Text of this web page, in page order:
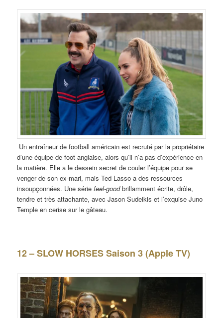
Un entraîneur de football américain est recruté par la propriétaire
d’une équipe de foot anglaise, alors qu’il n’a pas d’expérience en
la matière. Elle a le dessein secret de couler l’équipe pour se
venger de son ex-mari, mais Ted Lasso a des ressources
insoupçonnées. Une sériefeel-goodbrillamment écrite, drôle,
tendre et très attachante, avec Jason Sudeikis et l’exquise Juno
Temple en cerise sur le gâteau.
12 – SLOW HORSES Saison 3 (Apple TV)